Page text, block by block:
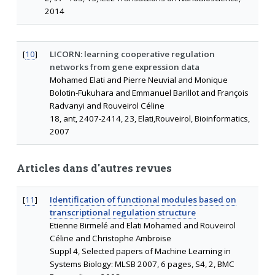
2014
[10]
LICORN: learning cooperative regulation
networks from gene expression data
Mohamed Elati and Pierre Neuvial and Monique
Bolotin-Fukuhara and Emmanuel Barillot and François
Radvanyi and Rouveirol Céline
18, ant, 2407-2414, 23, Elati,Rouveirol, Bioinformatics,
2007
Articles dans d'autres revues
[11]
Identification of functional modules based on
transcriptional regulation structure
Etienne Birmelé and Elati Mohamed and Rouveirol
Céline and Christophe Ambroise
Suppl 4, Selected papers of Machine Learning in
Systems Biology: MLSB 2007, 6 pages, S4, 2, BMC